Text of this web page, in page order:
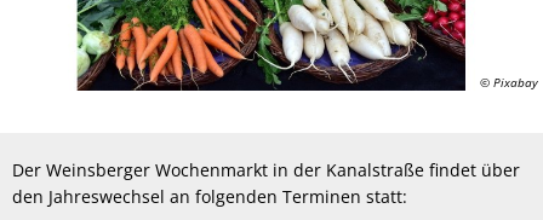
© Pixabay
Der Weinsberger Wochenmarkt in der Kanalstraße findet über
den Jahreswechsel an folgenden Terminen statt: